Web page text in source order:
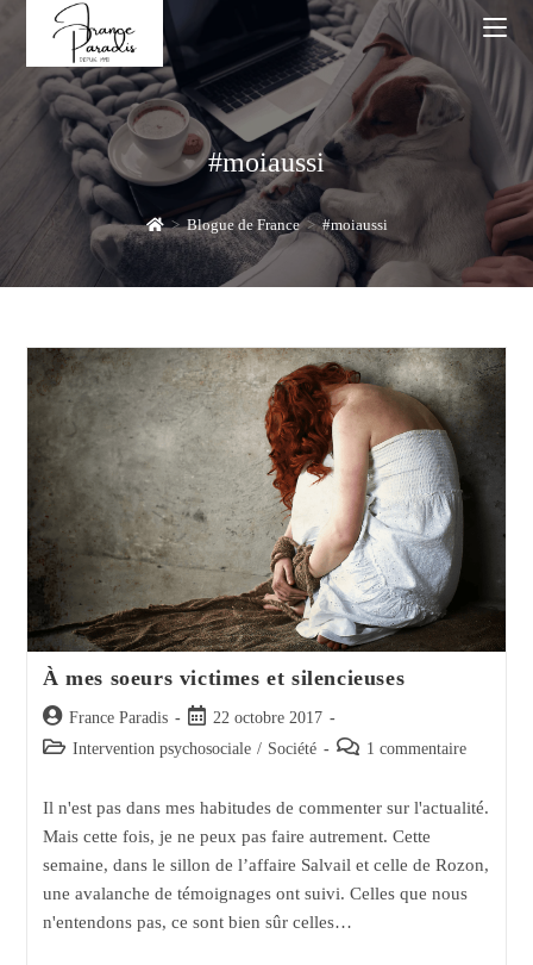
content
#moiaussi
> Blogue de France > #moiaussi
À mes soeurs victimes et silencieuses
Auteur/autrice
de
France Paradis
Post
published:
22 octobre 2017
Post Intervention psychosociale / Société
Post 1 commentaire
Il n'est pas dans mes habitudes de commenter sur l'actualité.
Mais cette fois, je ne peux pas faire autrement. Cette
semaine, dans le sillon de l’affaire Salvail et celle de Rozon,
une avalanche de témoignages ont suivi. Celles que nous
n'entendons pas, ce sont bien sûr celles…